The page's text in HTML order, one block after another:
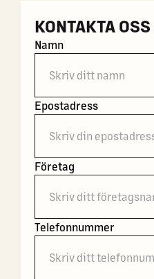
KONTAKTA OSS
Namn
Epostadress
Företag
Telefonnummer